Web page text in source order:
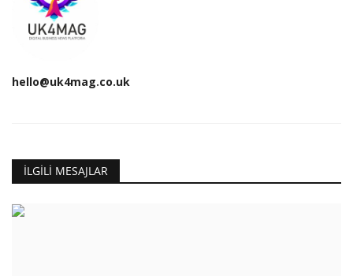
hello@uk4mag.co.uk
İLGILI MESAJLAR